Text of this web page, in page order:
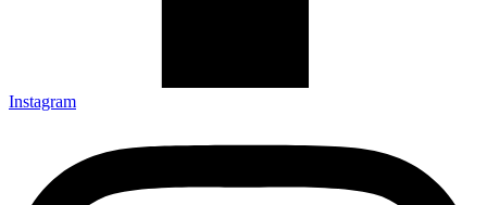
Instagram